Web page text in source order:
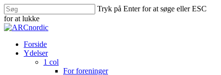
Skip
to
main
Tryk på Enter for at søge eller ESC
for at lukke
Close
search
Menu
Forside
Ydelser
1 col
For foreninger